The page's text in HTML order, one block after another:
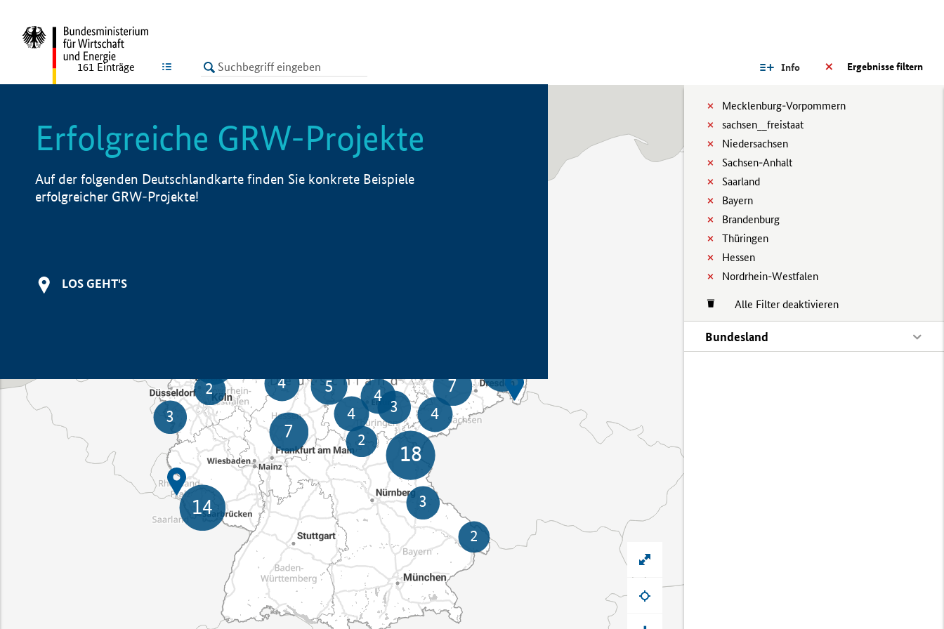
LISTE Ergebnisse filtern
Info
Mecklenburg-Vorpommern
sachsen__freistaat
Niedersachsen
Sachsen-Anhalt
Saarland
Bayern
Brandenburg
Thüringen
Hessen
Nordrhein-Westfalen
Alle Filter deaktivieren
Bundesland
161 Einträge
Erfolgreiche GRW-Projekte
Auf der folgenden Deutschlandkarte finden Sie konkrete Beispiele
erfolgreicher GRW-Projekte!
LOS GEHT'S